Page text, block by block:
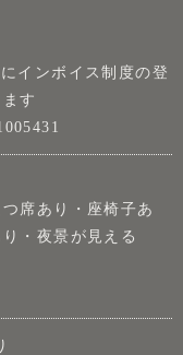
インボイス制度の登
す
席あり・座椅子あ
・夜景が見える